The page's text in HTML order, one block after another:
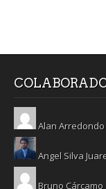
Alan Arredondo
Angel Silva
Bruno Cárcamo